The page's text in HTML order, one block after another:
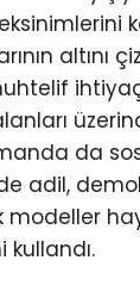
altını
da
adil,
modeller